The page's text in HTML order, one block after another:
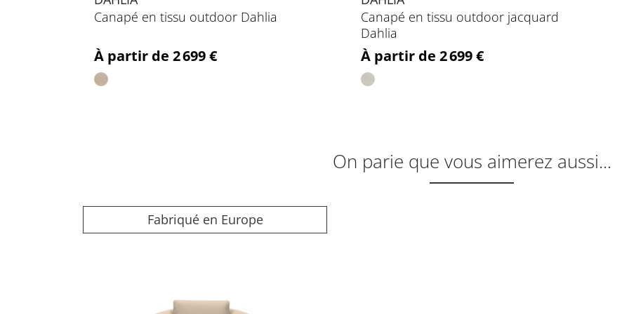
Canapé en tissu outdoor Dahlia
Prix
À partir de 2 699 €
Canapé en tissu outdoor jacquard
Dahlia
Prix
À partir de 2 699 €
On parie que vous aimerez aussi...
Fabriqué en Europe